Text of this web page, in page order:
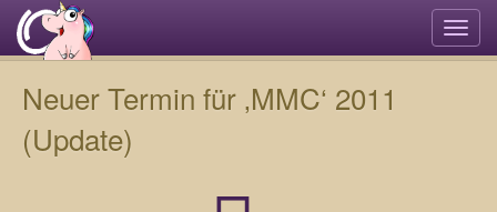
Neuer Termin für ‚MMC‘ 2011
(Update)